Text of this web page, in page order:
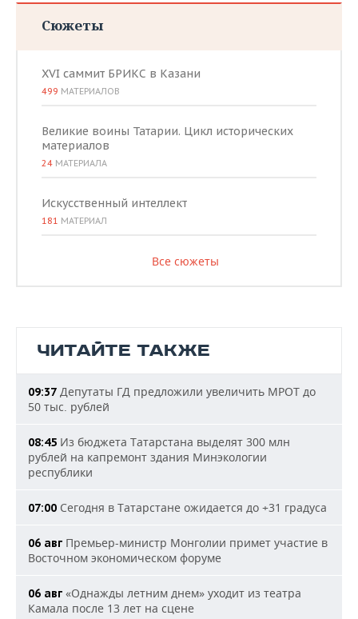
Сюжеты
XVI саммит БРИКС в Казани
499 МАТЕРИАЛОВ
Великие воины Татарии. Цикл исторических
материалов
24 МАТЕРИАЛА
Искусственный интеллект
181 МАТЕРИАЛ
Все сюжеты
ЧИТАЙТЕ ТАКЖЕ
09:37 Депутаты ГД предложили увеличить МРОТ до
50 тыс. рублей
08:45 Из бюджета Татарстана выделят 300 млн
рублей на капремонт здания Минэкологии
республики
07:00 Сегодня в Татарстане ожидается до +31 градуса
06 авг Премьер-министр Монголии примет участие в
Восточном экономическом форуме
06 авг «Однажды летним днем» уходит из театра
Камала после 13 лет на сцене